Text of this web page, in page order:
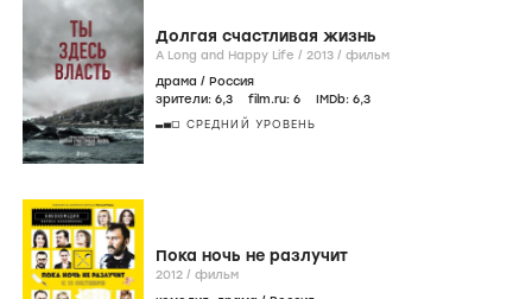
Долгая счастливая жизнь
A Long and Happy Life / 2013 / фильм
драма / Россия
зрители: 6,3 film.ru: 6 IMDb: 6,3
СРЕДНИЙ УРОВЕНЬ
Пока ночь не разлучит
2012 / фильм